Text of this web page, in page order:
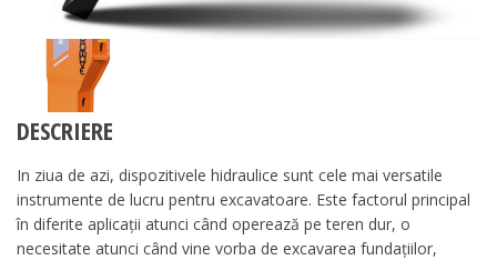
DESCRIERE
In ziua de azi, dispozitivele hidraulice sunt cele mai versatile
instrumente de lucru pentru excavatoare. Este factorul principal
în diferite aplicații atunci când operează pe teren dur, o
necesitate atunci când vine vorba de excavarea fundațiilor,